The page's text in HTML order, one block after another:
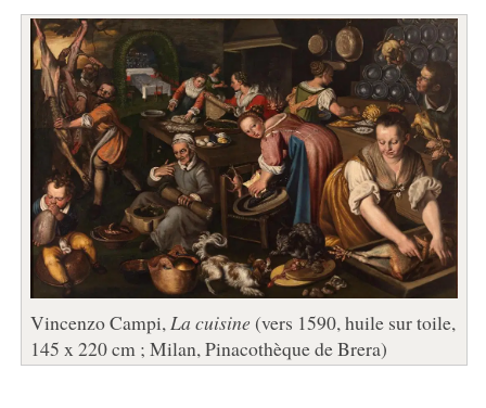
Vincenzo Campi, La cuisine (vers 1590, huile sur toile,
145 x 220 cm ; Milan, Pinacothèque de Brera)